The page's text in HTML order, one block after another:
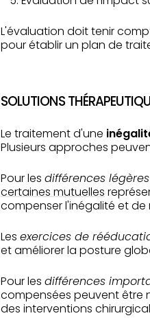
L'évaluation doit tenir
pour établir un plan de
SOLUTIONS
Le traitement d'une
Plusieurs approches
Pour les différences
certaines mutuelles
compenser l'inégalité et
Les exercices de
et améliorer la posture
Pour les différences
compensées peuvent être
des interventions